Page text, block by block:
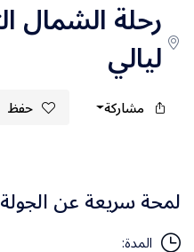
اخبارنا
تواصل معانا
ليالي
مشاركة حفظ
لمحة سريعة عن الجولة
المدة: